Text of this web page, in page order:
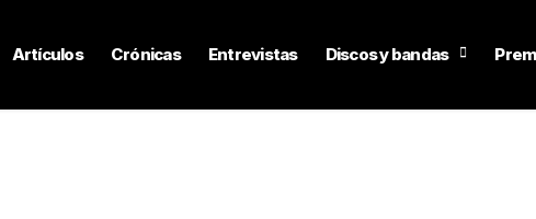
Artículos Crónicas Entrevistas Discos y bandas